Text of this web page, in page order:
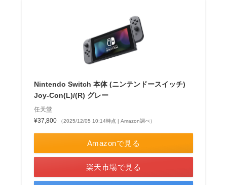
Nintendo Switch 本体 (ニンテンドースイッチ)
Joy-Con(L)/(R) グレー
任天堂
¥37,800
（2025/12/05 10:14時点 | Amazon調べ）
Amazonで見る
楽天市場で見る